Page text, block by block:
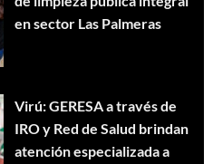
en sector Las Palmeras
Virú: GERESA a través de
IRO y Red de Salud brindan
atención especializada a